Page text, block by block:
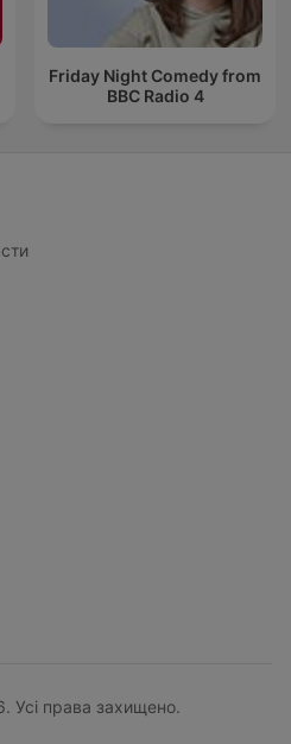
Friday Night Comedy from
BBC Radio 4
Усі права захищено.